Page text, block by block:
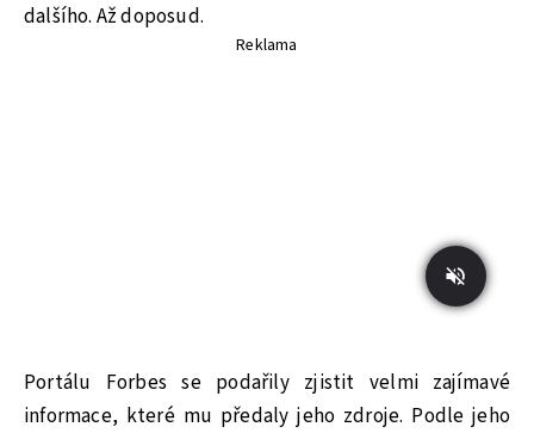
dalšího. Až doposud.
Reklama
Portálu Forbes se podařily zjistit velmi zajímavé
informace, které mu předaly jeho zdroje. Podle jeho